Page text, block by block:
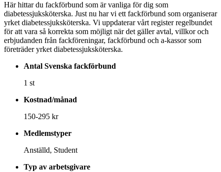
Här hittar du fackförbund som är vanliga för dig som
diabetessjuksköterska. Just nu har vi ett fackförbund som organiserar
yrket diabetessjuksköterska. Vi uppdaterar vårt register regelbundet
för att vara så korrekta som möjligt när det gäller avtal, villkor och
erbjudanden från fackföreningar, fackförbund och a-kassor som
företräder yrket diabetessjuksköterska.
Antal Svenska fackförbund
1 st
Kostnad/månad
150-295 kr
Medlemstyper
Anställd, Student
Typ av arbetsgivare